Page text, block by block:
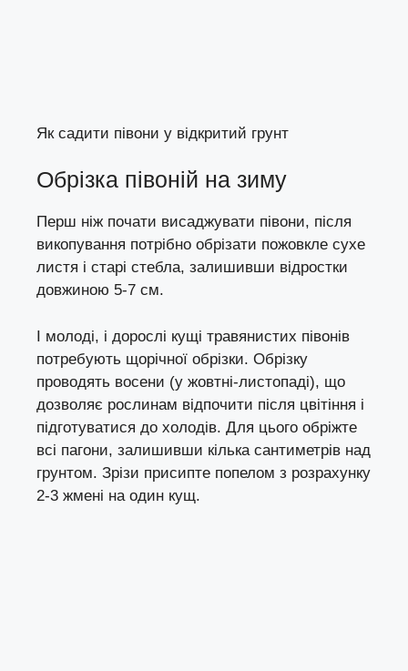
Як садити півони у відкритий грунт
Обрізка півоній на зиму
Перш ніж почати висаджувати півони, після
викопування потрібно обрізати пожовкле сухе
листя і старі стебла, залишивши відростки
довжиною 5-7 см.
І молоді, і дорослі кущі травянистих півонів
потребують щорічної обрізки. Обрізку
проводять восени (у жовтні-листопаді), що
дозволяє рослинам відпочити після цвітіння і
підготуватися до холодів. Для цього обріжте
всі пагони, залишивши кілька сантиметрів над
грунтом. Зрізи присипте попелом з розрахунку
2-3 жмені на один кущ.